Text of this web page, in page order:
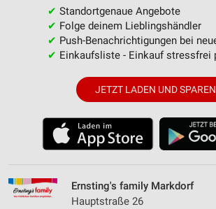
✔ Standortgenaue Angebote
✔ Folge deinem Lieblingshändler
✔ Push-Benachrichtigungen bei
✔ Einkaufsliste - Einkauf stressfrei
JETZT LADEN UND
Ernsting's family Markdorf
Hauptstraße 26